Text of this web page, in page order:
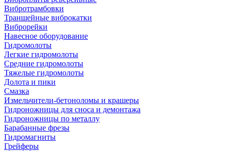
Вибротрамбовки
Траншейные виброкатки
Виброрейки
Навесное оборудование
Гидромолоты
Легкие гидромолоты
Средние гидромолоты
Тяжелые гидромолоты
Долота и пики
Смазка
Измельчители-бетоноломы и крашеры
Гидроножницы для сноса и демонтажа
Гидроножницы по металлу
Барабанные фрезы
Гидромагниты
Грейферы